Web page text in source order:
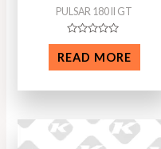
PULSAR 180 II GT
Rated
0
out
of
READ MORE